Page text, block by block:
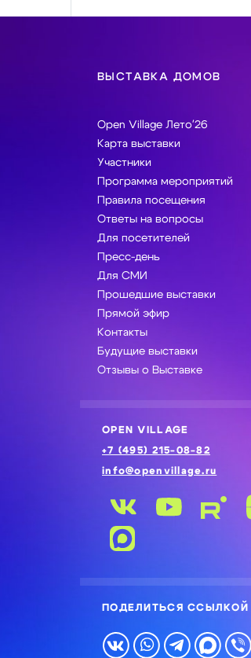
ВЫСТАВКА ДОМОВ
Open Village Лето'26
Карта выставки
Участники
Программа мероприятий
Правила посещения
Ответы на вопросы
Для посетителей
Пресс-день
Для СМИ
Прошедшие выставки
Прямой эфир
Контакты
Будущие выставки
Отзывы о Выставке
OPEN VILLAGE
+7 (495) 215-08-82
info@openvillage.ru
ПОДЕЛИТЬСЯ ССЫЛКОЙ